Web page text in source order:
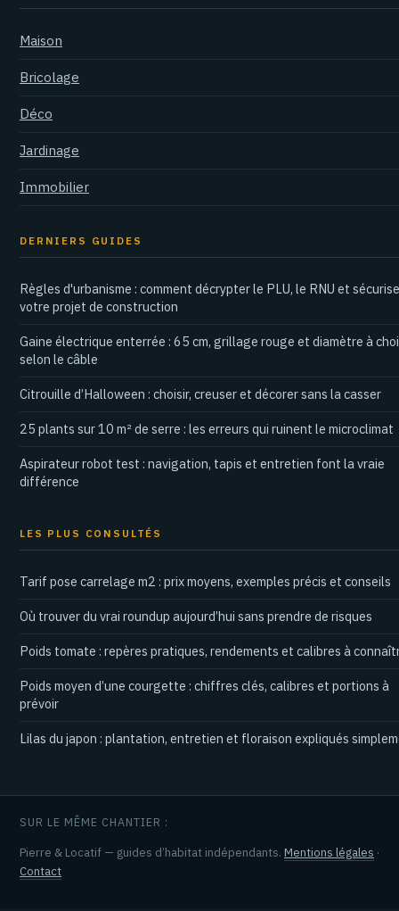
Maison
Bricolage
Déco
Jardinage
Immobilier
DERNIERS GUIDES
Règles d'urbanisme : comment décrypter le PLU, le RNU et
votre projet de construction
Gaine électrique enterrée : 65 cm, grillage rouge et diamètre à
selon le câble
Citrouille d’Halloween : choisir, creuser et décorer sans la casser
25 plants sur 10 m² de serre : les erreurs qui ruinent le microclimat
Aspirateur robot test : navigation, tapis et entretien font la vraie
différence
LES PLUS CONSULTÉS
Tarif pose carrelage m2 : prix moyens, exemples précis et conseils
Où trouver du vrai roundup aujourd’hui sans prendre de risques
Poids tomate : repères pratiques, rendements et calibres à
Poids moyen d’une courgette : chiffres clés, calibres et portions à
prévoir
Lilas du japon : plantation, entretien et floraison expliqués
SUR LE MÊME CHANTIER :
Pierre & Locatif — guides d’habitat indépendants. Mentions légales ·
Contact